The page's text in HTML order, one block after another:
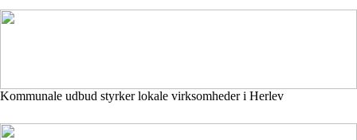
Kommunale udbud styrker lokale virksomheder i Herlev